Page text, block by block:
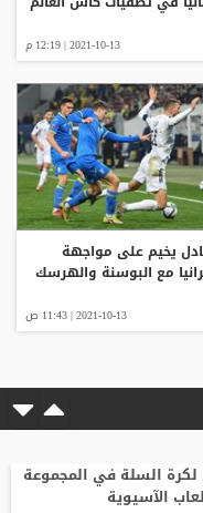
2021-10-13 | 12:19 م
يخيم على مواجهة
مع البوسنة والهرسك
2021-10-13 | 11:43 ص
السلة في المجموعة
الآسيوية